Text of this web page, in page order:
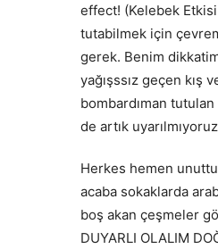
effect! (Kelebek
tutabilmek için
gerek. Benim
yağışssız geçen kış
bombardıman
de artık
Herkes hemen
acaba sokaklarda
boş akan çeşmeler
DUYARLI OLALIM